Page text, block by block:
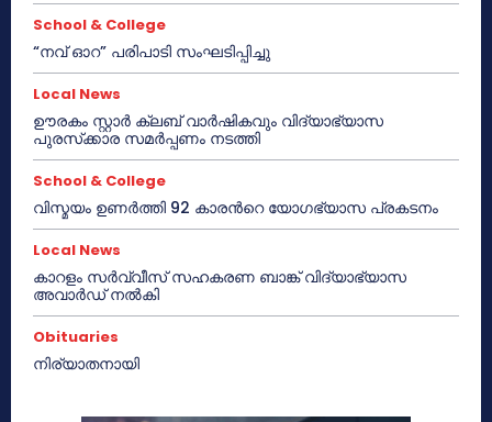
School & College
“നവ് ഓറ” പരിപാടി സംഘടിപ്പിച്ചു
Local News
ഊരകം സ്റ്റാർ ക്ലബ് വാർഷികവും വിദ്യാഭ്യാസ
പുരസ്‌ക്കാര സമർപ്പണം നടത്തി
School & College
വിസ്മയം ഉണർത്തി 92 കാരൻറെ യോഗഭ്യാസ പ്രകടനം
Local News
കാറളം സർവ്വീസ് സഹകരണ ബാങ്ക് വിദ്യാഭ്യാസ
അവാർഡ് നൽകി
Obituaries
നിര്യാതനായി